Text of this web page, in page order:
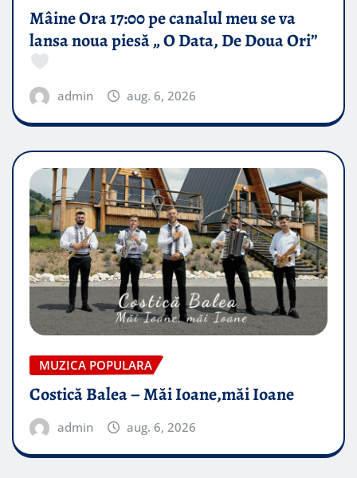
Mâine Ora 17:00 pe canalul meu se va
lansa noua piesă „ O Data, De Doua Ori”
admin aug. 6, 2026
MUZICA POPULARA
Costică Balea – Măi Ioane,măi Ioane
admin aug. 6, 2026